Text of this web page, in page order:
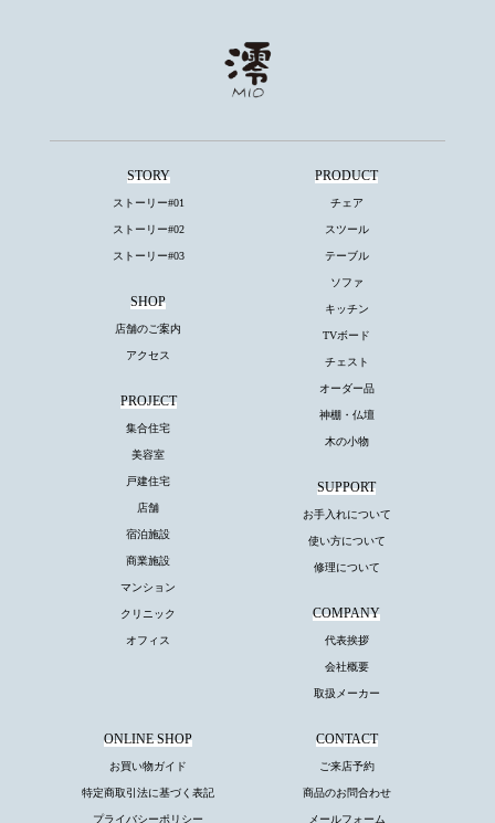
STORY
ストーリー#01
ストーリー#02
ストーリー#03
SHOP
店舗のご案内
アクセス
PRODUCT
チェア
スツール
テーブル
ソファ
キッチン
TVボード
チェスト
オーダー品
神棚・仏壇
木の小物
PROJECT
集合住宅
美容室
戸建住宅
店舗
宿泊施設
商業施設
マンション
クリニック
オフィス
SUPPORT
お手入れについて
使い方について
修理について
COMPANY
代表挨拶
会社概要
取扱メーカー
CONTACT
ご来店予約
商品のお問合わせ
メールフォーム
ONLINE SHOP
お買い物ガイド
特定商取引法に基づく表記
プライバシーポリシー